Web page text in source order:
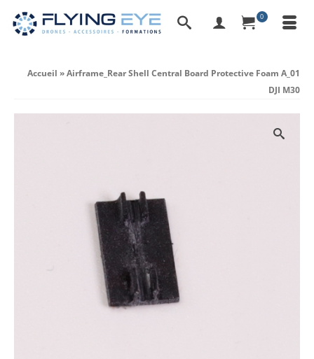
0
Accueil »Airframe_Rear Shell Central Board Protective Foam A_01
DJI M30